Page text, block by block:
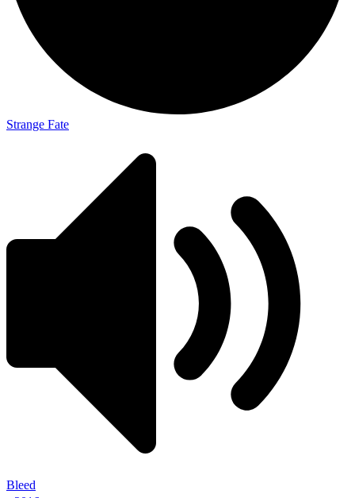
Strange Fate
Bleed